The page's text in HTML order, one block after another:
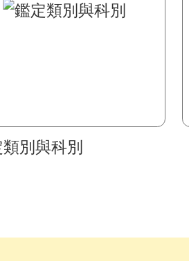
別與科別